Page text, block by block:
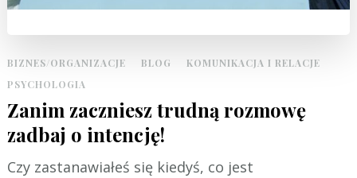
BIZNES/ORGANIZACJE BLOG
KOMUNIKACJA I RELACJE
PSYCHOLOGIA
Zanim zaczniesz trudną rozmowę
zadbaj o intencję!
Czy zastanawiałeś się kiedyś, co jest